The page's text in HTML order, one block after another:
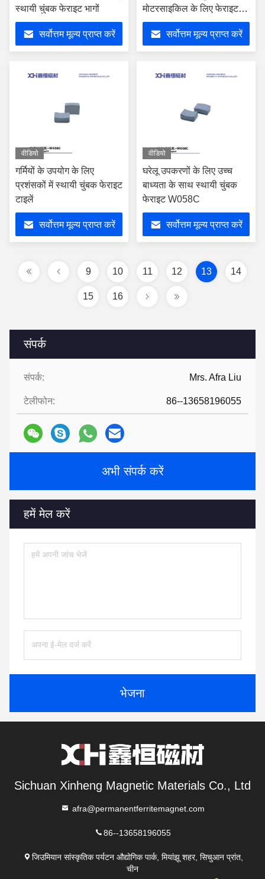
संपर्क
संपर्क: Mrs. Afra Liu
टेलीफोन: 86--13658196055
अभी संपर्क करें
हमें मेल करें
भेजना
स्थायी चुंबक फेराइट भागों
सर्वोत्तम मूल्य प्राप्त करें
मोटरसाइकिल के लिए फेराइट
मोटर W021C
सर्वोत्तम मूल्य प्राप्त करें
वीडियो
गर्मियों के उपयोग के लिए
प्रशंसकों में स्थायी चुंबक फेराइट
टाइलें
सर्वोत्तम मूल्य प्राप्त करें
वीडियो
घरेलू उपकरणों के लिए उच्च
बाध्यता के साथ स्थायी चुंबक
फेराइट W058C
सर्वोत्तम मूल्य प्राप्त करें
9 10 11 12 13 14
15 16
Sichuan Xinheng Magnetic Materials Co., Ltd
afra@permanentferritemagnet.com
86--13658196055
जिउमियान सांस्कृतिक पर्यटन औद्योगिक पार्क, मियांझू शहर, सिचुआन प्रांत,
चीन